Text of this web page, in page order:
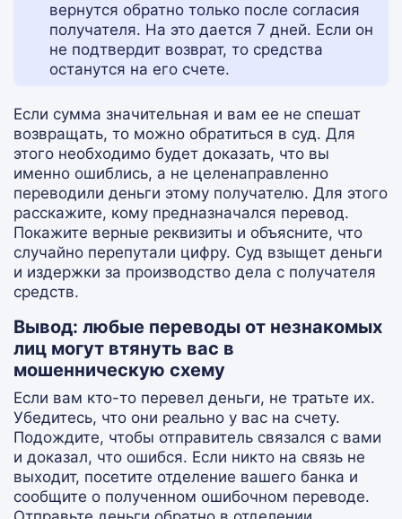
вернутся обратно только после согласия
получателя. На это дается 7 дней. Если он
не подтвердит возврат, то средства
останутся на его счете.
Если сумма значительная и вам ее не спешат
возвращать, то можно обратиться в суд. Для
этого необходимо будет доказать, что вы
именно ошиблись, а не целенаправленно
переводили деньги этому получателю. Для этого
расскажите, кому предназначался перевод.
Покажите верные реквизиты и объясните, что
случайно перепутали цифру. Суд взыщет деньги
и издержки за производство дела с получателя
средств.
Вывод: любые переводы от незнакомых
лиц могут втянуть вас в
мошенническую схему
Если вам кто-то перевел деньги, не тратьте их.
Убедитесь, что они реально у вас на счету.
Подождите, чтобы отправитель связался с вами
и доказал, что ошибся. Если никто на связь не
выходит, посетите отделение вашего банка и
сообщите о полученном ошибочном переводе.